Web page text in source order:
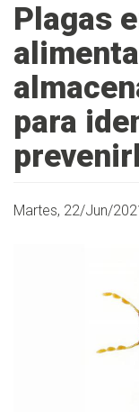
Plagas
para
Martes, 22/Jun/